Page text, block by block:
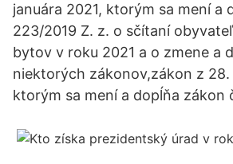
januára 2021, ktorým sa mení a
223/2019 Z. z. o sčítaní
bytov v roku 2021 a o zmene a
niektorých zákonov,zákon z 28.
ktorým sa mení a dopĺňa zákon